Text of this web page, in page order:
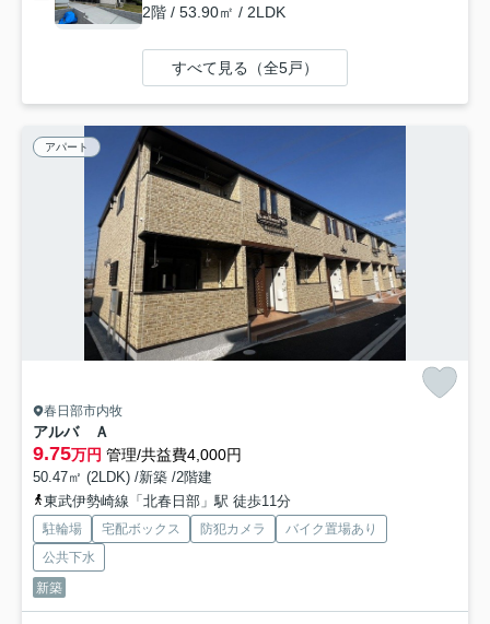
2階 / 53.90㎡ / 2LDK
すべて見る（全5戸）
アパート
春日部市内牧
アルバ Ａ
9.75万円 管理/共益費4,000円
50.47㎡ (2LDK) /新築 /2階建
東武伊勢崎線「北春日部」駅 徒歩11分
駐輪場 宅配ボックス 防犯カメラ
バイク置場あり
公共下水
新築